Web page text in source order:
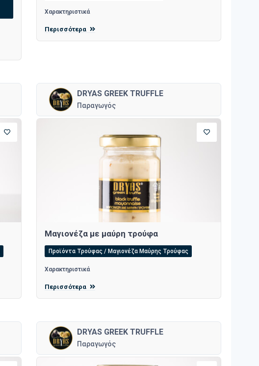
Χαρακτηριστικά
Περισσότερα
DRYAS GREEK TRUFFLE
Παραγωγός
Μαγιονέζα με μαύρη τρούφα
Προϊόντα Τρούφας / Μαγιονέζα Μαύρης Τρούφας
Χαρακτηριστικά
Περισσότερα
DRYAS GREEK TRUFFLE
Παραγωγός